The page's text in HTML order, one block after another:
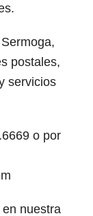
postales,
servicios
o por
nuestra